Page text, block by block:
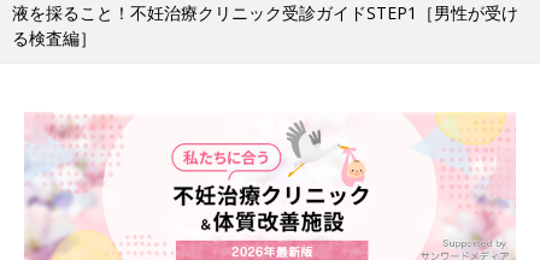
液を採ること！不妊治療クリニック受診ガイドSTEP1［男性が受け
る検査編］